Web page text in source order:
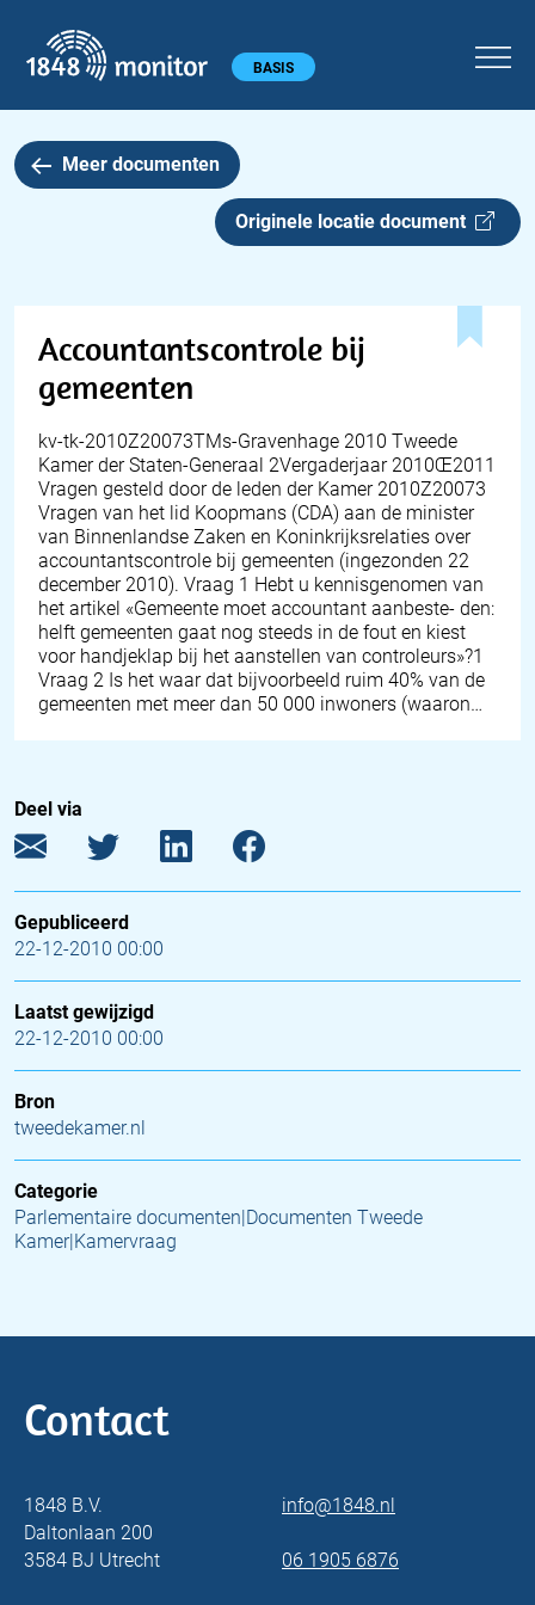
Hoofdmenu BASIS
Meer documenten
Originele locatie document
Accountantscontrole bij
gemeenten
kv-tk-2010Z20073TMs-Gravenhage 2010 Tweede
Kamer der Staten-Generaal 2Vergaderjaar 2010Œ2011
Vragen gesteld door de leden der Kamer 2010Z20073
Vragen van het lid Koopmans (CDA) aan de minister
van Binnenlandse Zaken en Koninkrijksrelaties over
accountantscontrole bij gemeenten (ingezonden 22
december 2010). Vraag 1 Hebt u kennisgenomen van
het artikel «Gemeente moet accountant aanbeste- den:
helft gemeenten gaat nog steeds in de fout en kiest
voor handjeklap bij het aanstellen van controleurs»?1
Vraag 2 Is het waar dat bijvoorbeeld ruim 40% van de
gemeenten met meer dan 50 000 inwoners (waaron…
Deel via
Gepubliceerd
22-12-2010 00:00
Laatst gewijzigd
22-12-2010 00:00
Bron
tweedekamer.nl
Categorie
Parlementaire documenten|Documenten Tweede
Kamer|Kamervraag
Contact
1848 B.V.
Daltonlaan 200
3584 BJ Utrecht
info@1848.nl
06 1905 6876